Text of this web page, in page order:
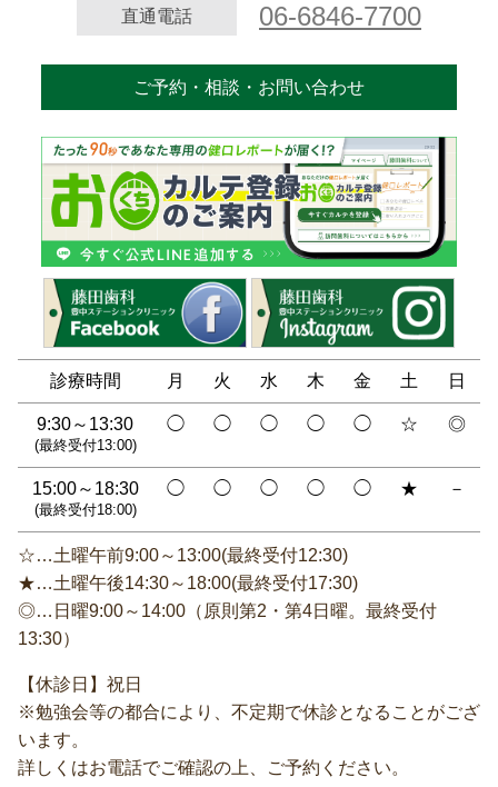
直通電話 06-6846-7700
ご予約・相談・お問い合わせ
診療時間 月 火 水 木 金 土 日
9:30～13:30
(最終受付13:00)
◯ ◯ ◯ ◯ ◯ ☆ ◎
15:00～18:30
(最終受付18:00)
◯ ◯ ◯ ◯ ◯ ★ －
☆…土曜午前9:00～13:00(最終受付12:30)
★…土曜午後14:30～18:00(最終受付17:30)
◎…日曜9:00～14:00（原則第2・第4日曜。最終受付
13:30）
【休診日】祝日
※勉強会等の都合により、不定期で休診となることがござ
います。
詳しくはお電話でご確認の上、ご予約ください。